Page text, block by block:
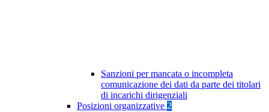
Sanzioni per mancata o incompleta
comunicazione dei dati da parte dei titolari
di incarichi dirigenziali
Posizioni organizzative 2